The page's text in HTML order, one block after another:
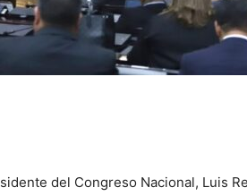
del Congreso Nacional, Luis